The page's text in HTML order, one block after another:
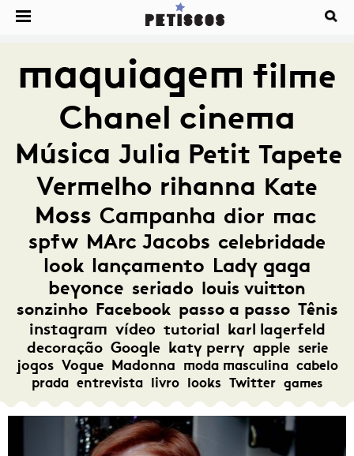
maquiagem filme
Chanel cinema
Música Julia Petit Tapete
Vermelho rihanna Kate
Moss Campanha dior mac
spfw MArc Jacobs celebridade
look lançamento Lady gaga
beyonce seriado louis vuitton
sonzinho Facebook passo a passo Tênis
instagram vídeo tutorial karl lagerfeld
decoração Google katy perry apple serie
jogos Vogue Madonna moda masculina cabelo
prada entrevista livro looks Twitter games